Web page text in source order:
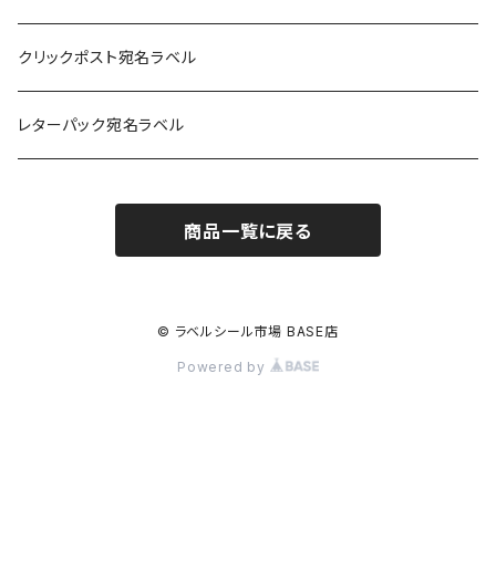
耐水フィルム
訂正用
和紙
フィルム
クリックポスト宛名ラベル
レターパック宛名ラベル
商品一覧に戻る
© ラベルシール市場 BASE店
Powered by